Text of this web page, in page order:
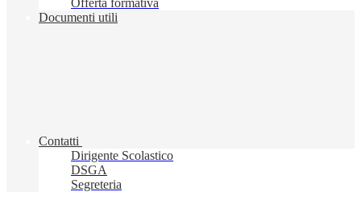
Offerta formativa
Documenti utili
Contatti
Dirigente Scolastico
DSGA
Segreteria